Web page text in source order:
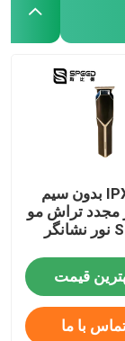
ضد آب IPX5 بدون سیم
مجدد تراش مو
SHC-5061 نور نشانگر
قیمت
با ما